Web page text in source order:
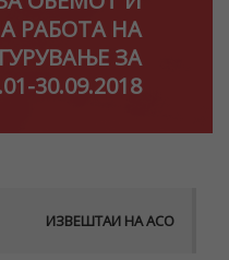
РАБОТА НА
ЗА
30.09.2018
ИЗВЕШТАИ НА АСО